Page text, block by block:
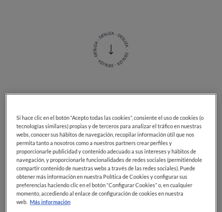
de S.Pellegrino.
En el restaurante elegido porS.Pellegrinocomo
escenario de la campañaSpark, Lewis Hamilton
comparte mesa con tres amigos de toda la vida, y la
conversación fluye como el agua en las copas.
Si hace clic en el botón “Acepto todas las cookies”, consiente el uso de cookies (o
tecnologías similares) propias y de terceros para analizar el tráfico en nuestras
webs, conocer sus hábitos de navegación, recopilar información útil que nos
permita tanto a nosotros como a nuestros partners crear perfiles y
proporcionarle publicidad y contenido adecuado a sus intereses y hábitos de
navegación, y proporcionarle funcionalidades de redes sociales (permitiéndole
compartir contenido de nuestras webs a través de las redes sociales). Puede
obtener más información en nuestra Política de Cookies y configurar sus
preferencias haciendo clic en el botón “Configurar Cookies” o, en cualquier
momento, accediendo al enlace de configuración de cookies en nuestra
web. Más información